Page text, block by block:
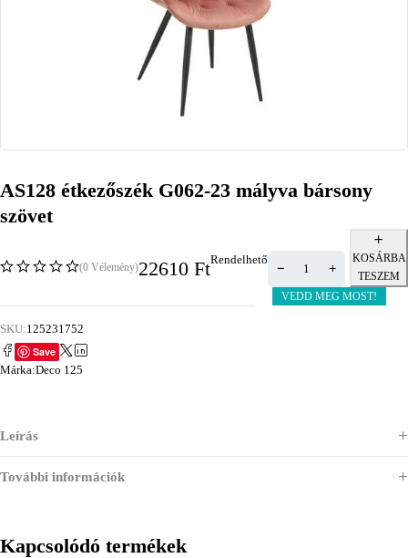
AS128 étkezőszék G062-23 mályva bársony
szövet
(0 Vélemény)22610 FtRendelhető
KOSÁRBA
TESZEM
VEDD MEG MOST!
SKU:125231752
Save
Márka:Deco 125
Leírás
További információk
Kapcsolódó termékek